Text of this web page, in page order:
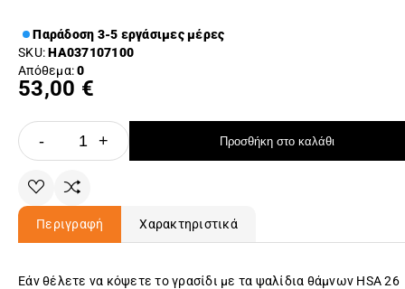
Παράδοση 3-5 εργάσιμες μέρες
SKU:HA037107100
Απόθεμα:0
53,00 €
- + Προσθήκη στο καλάθι
Περιγραφή Χαρακτηριστικά
Εάν θέλετε να κόψετε το γρασίδι με τα ψαλίδια θάμνων HSA 26